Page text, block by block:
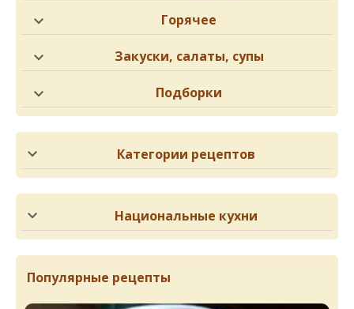
Горячее
Закуски, салаты, супы
Подборки
Категории рецептов
Национальные кухни
Популярные рецепты